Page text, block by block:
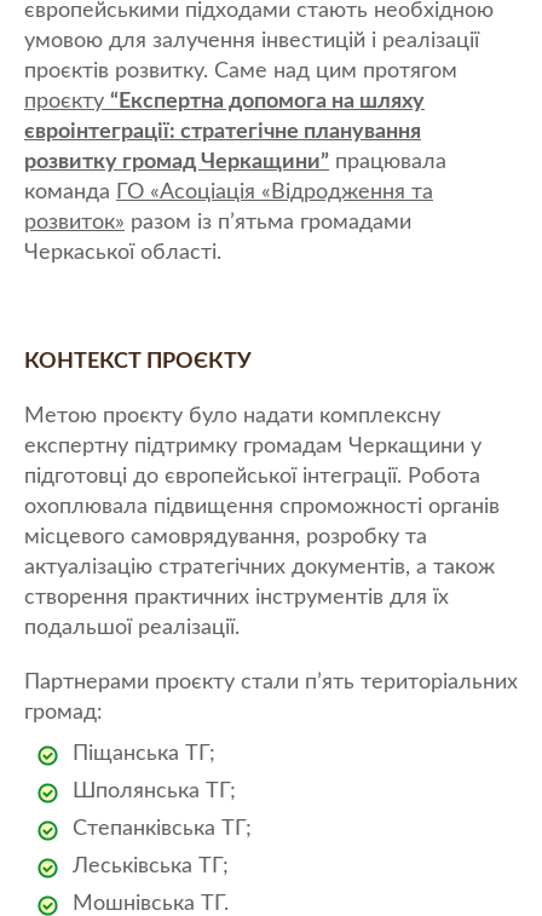
європейськими підходами стають необхідною
умовою для залучення інвестицій і реалізації
проєктів розвитку. Саме над цим протягом
проєкту “Експертна допомога на шляху
євроінтеграції: стратегічне планування
розвитку громад Черкащини” працювала
команда ГО «Асоціація «Відродження та
розвиток» разом із п’ятьма громадами
Черкаської області.
КОНТЕКСТ ПРОЄКТУ
Метою проєкту було надати комплексну
експертну підтримку громадам Черкащини у
підготовці до європейської інтеграції. Робота
охоплювала підвищення спроможності органів
місцевого самоврядування, розробку та
актуалізацію стратегічних документів, а також
створення практичних інструментів для їх
подальшої реалізації.
Партнерами проєкту стали п’ять територіальних
громад:
Піщанська ТГ;
Шполянська ТГ;
Степанківська ТГ;
Леськівська ТГ;
Мошнівська ТГ.